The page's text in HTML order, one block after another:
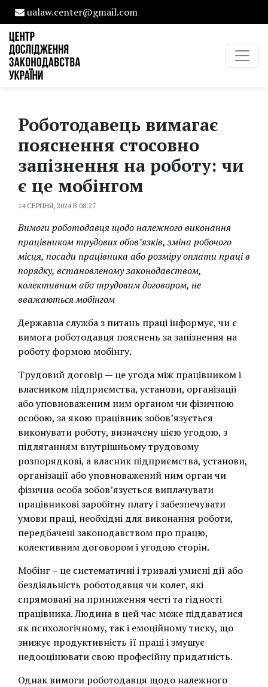
ualaw.center@gmail.com
Роботодавець вимагає
пояснення стосовно
запізнення на роботу: чи
є це мобінгом
14 СЕРПНЯ, 2024 В 08:27
Вимоги роботодавця щодо належного виконання
працівником трудових обов’язків, зміна робочого
місця, посади працівника або розміру оплати праці в
порядку, встановленому законодавством,
колективним або трудовим договором, не
вважаються мобінгом
Державна служба з питань праці інформує, чи є
вимога роботодавця пояснень за запізнення на
роботу формою мобінгу.
Трудовий договір — це угода між працівником і
власником підприємства, установи, організації
або уповноваженим ним органом чи фізичною
особою, за якою працівник зобов’язується
виконувати роботу, визначену цією угодою, з
підляганням внутрішньому трудовому
розпорядкові, а власник підприємства, установи,
організації або уповноважений ним орган чи
фізична особа зобов’язується виплачувати
працівникові заробітну плату і забезпечувати
умови праці, необхідні для виконання роботи,
передбачені законодавством про працю,
колективним договором і угодою сторін.
Мобінг – це систематичні і тривалі умисні дії або
бездіяльність роботодавця чи колег, які
спрямовані на приниження честі та гідності
працівника. Людина в цей час може піддаватися
як психологічному, так і емоційному тиску, що
знижує продуктивність її праці і змушує
недооцінювати свою професійну придатність.
Однак вимоги роботодавця щодо належного